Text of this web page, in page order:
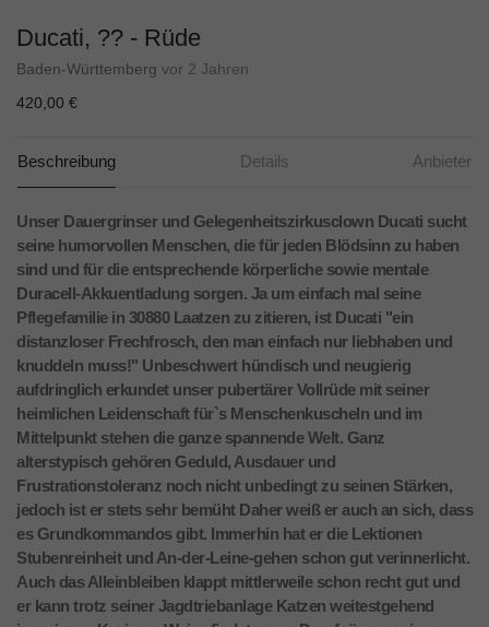
Ducati, ?? - Rüde
Baden-Württemberg vor 2 Jahren
420,00 €
Beschreibung Details Anbieter
Unser Dauergrinser und Gelegenheitszirkusclown Ducati sucht
seine humorvollen Menschen, die für jeden Blödsinn zu haben
sind und für die entsprechende körperliche sowie mentale
Duracell-Akkuentladung sorgen. Ja um einfach mal seine
Pflegefamilie in 30880 Laatzen zu zitieren, ist Ducati "ein
distanzloser Frechfrosch, den man einfach nur liebhaben und
knuddeln muss!" Unbeschwert hündisch und neugierig
aufdringlich erkundet unser pubertärer Vollrüde mit seiner
heimlichen Leidenschaft für`s Menschenkuscheln und im
Mittelpunkt stehen die ganze spannende Welt. Ganz
alterstypisch gehören Geduld, Ausdauer und
Frustrationstoleranz noch nicht unbedingt zu seinen Stärken,
jedoch ist er stets sehr bemüht Daher weiß er auch an sich, dass
es Grundkommandos gibt. Immerhin hat er die Lektionen
Stubenreinheit und An-der-Leine-gehen schon gut verinnerlicht.
Auch das Alleinbleiben klappt mittlerweile schon recht gut und
er kann trotz seiner Jagdtriebanlage Katzen weitestgehend